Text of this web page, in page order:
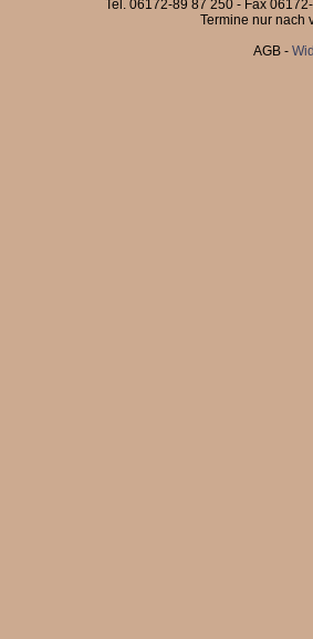
Tel. 06172-89 87 250 - Fax
Termine nur nach
AGB -